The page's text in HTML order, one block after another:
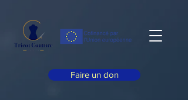
Faire un don